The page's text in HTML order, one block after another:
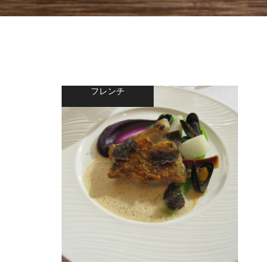
フレンチ